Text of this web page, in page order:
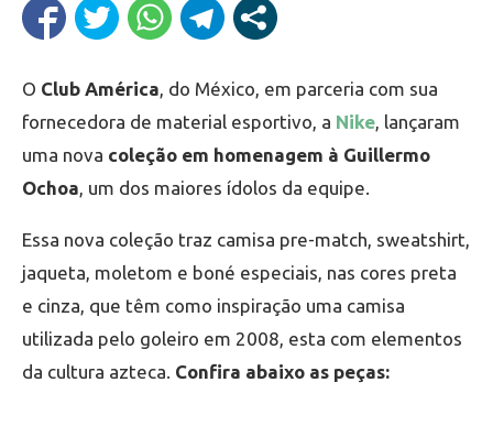
O Club América, do México, em parceria com sua
fornecedora de material esportivo, a Nike, lançaram
uma nova coleção em homenagem à Guillermo
Ochoa, um dos maiores ídolos da equipe.
Essa nova coleção traz camisa pre-match, sweatshirt,
jaqueta, moletom e boné especiais, nas cores preta
e cinza, que têm como inspiração uma camisa
utilizada pelo goleiro em 2008, esta com elementos
da cultura azteca. Confira abaixo as peças: